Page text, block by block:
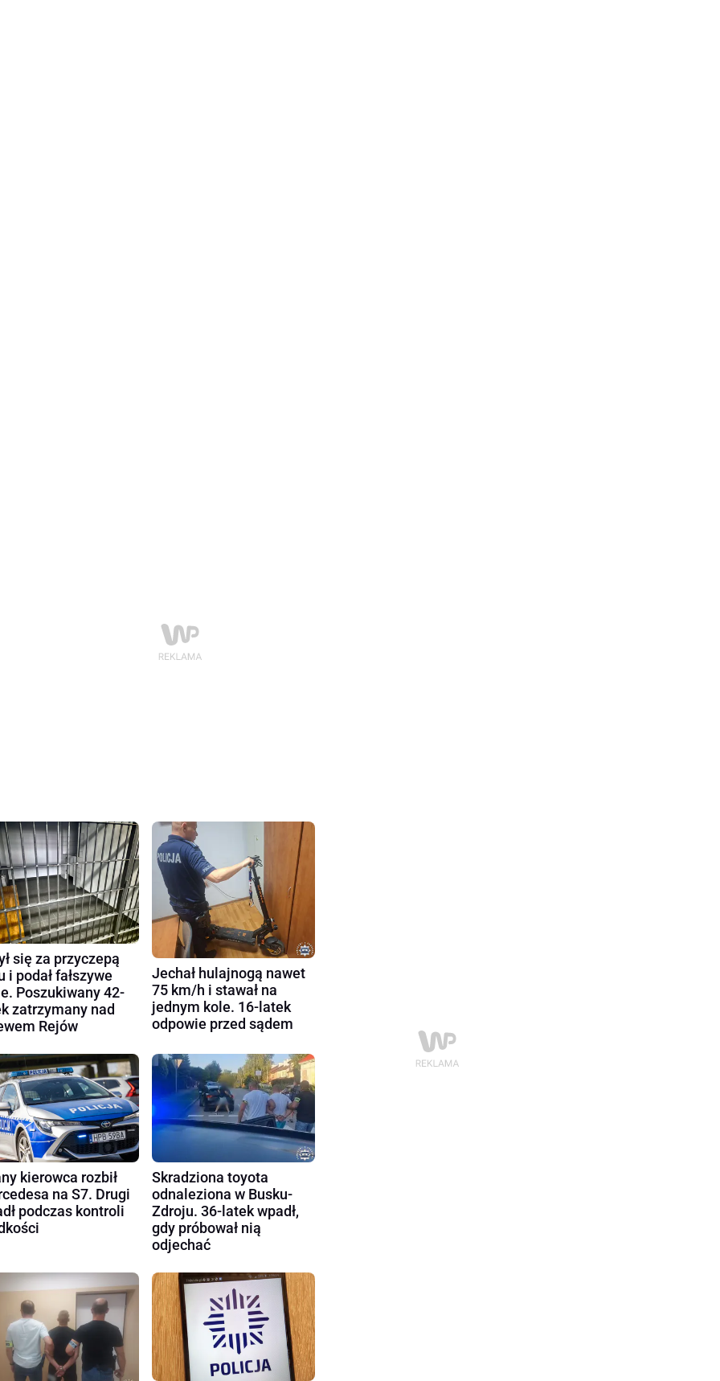
się za przyczepą
i podał fałszywe
Poszukiwany 42-
zatrzymany nad
Rejów
Jechał hulajnogą nawet
75 km/h i stawał na
jednym kole. 16-latek
odpowie przed sądem
kierowca rozbił
na S7. Drugi
podczas kontroli
Skradziona toyota
odnaleziona w Busku-
Zdroju. 36-latek wpadł,
gdy próbował nią
odjechać